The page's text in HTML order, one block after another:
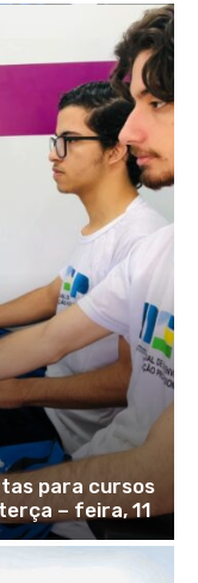
para cursos
– feira, 11